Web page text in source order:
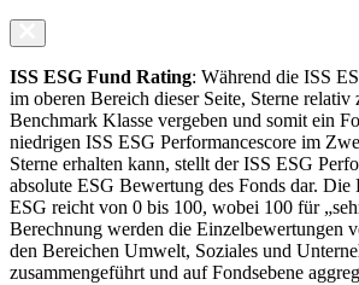
ISS ESG Fund Rating: Während die ISS
im oberen Bereich dieser Seite, Sterne
Benchmark Klasse vergeben und somit ein
niedrigen ISS ESG Performancescore im
Sterne erhalten kann, stellt der ISS ESG
absolute ESG Bewertung des Fonds dar.
ESG reicht von 0 bis 100, wobei 100 für
Berechnung werden die Einzelbewertungen
den Bereichen Umwelt, Soziales und
zusammengeführt und auf Fondsebene